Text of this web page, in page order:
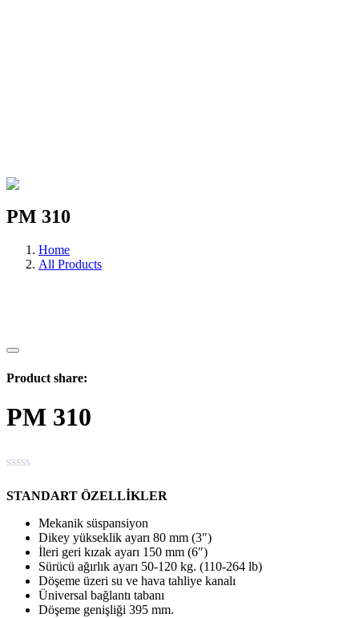
PM 310
Home
All Products
Product share:
PM 310
STANDART ÖZELLİKLER
Mekanik süspansiyon
Dikey yükseklik ayarı 80 mm (3″)
İleri geri kızak ayarı 150 mm (6″)
Sürücü ağırlık ayarı 50-120 kg. (110-264 lb)
Döşeme üzeri su ve hava tahliye kanalı
Üniversal bağlantı tabanı
Döşeme genişliği 395 mm.